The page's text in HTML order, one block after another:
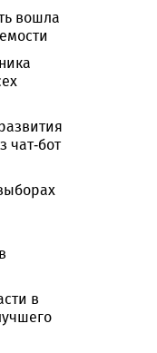
вошла
чат-бот
в